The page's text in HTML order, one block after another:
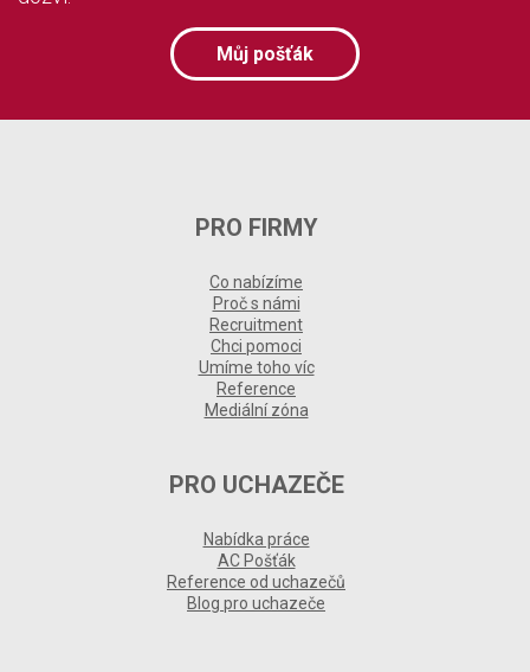
Můj pošťák
PRO FIRMY
Co nabízíme
Proč s námi
Recruitment
Chci pomoci
Umíme toho víc
Reference
Mediální zóna
PRO UCHAZEČE
Nabídka práce
AC Pošťák
Reference od uchazečů
Blog pro uchazeče